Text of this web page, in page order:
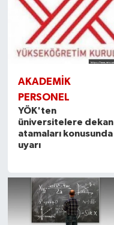
AKADEMİK
PERSONEL
YÖK'ten
üniversitelere dekan
atamaları konusunda
uyarı